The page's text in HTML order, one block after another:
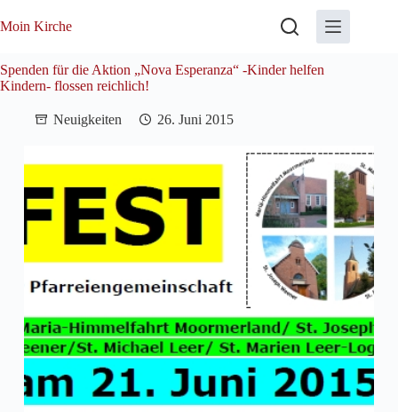
Inhalt
Moin Kirche
Spenden für die Aktion „Nova Esperanza“ -Kinder helfen
Kindern- flossen reichlich!
Neuigkeiten 26. Juni 2015